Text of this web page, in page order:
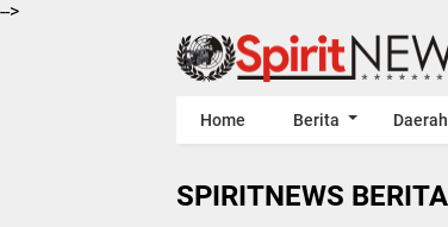
-->
Home Berita Daerah
SPIRITNEWS